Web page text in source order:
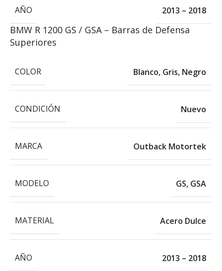
AÑO 2013 – 2018
BMW R 1200 GS / GSA – Barras de Defensa
Superiores
COLOR Blanco, Gris, Negro
CONDICIÓN Nuevo
MARCA Outback Motortek
MODELO GS, GSA
MATERIAL Acero Dulce
AÑO 2013 – 2018